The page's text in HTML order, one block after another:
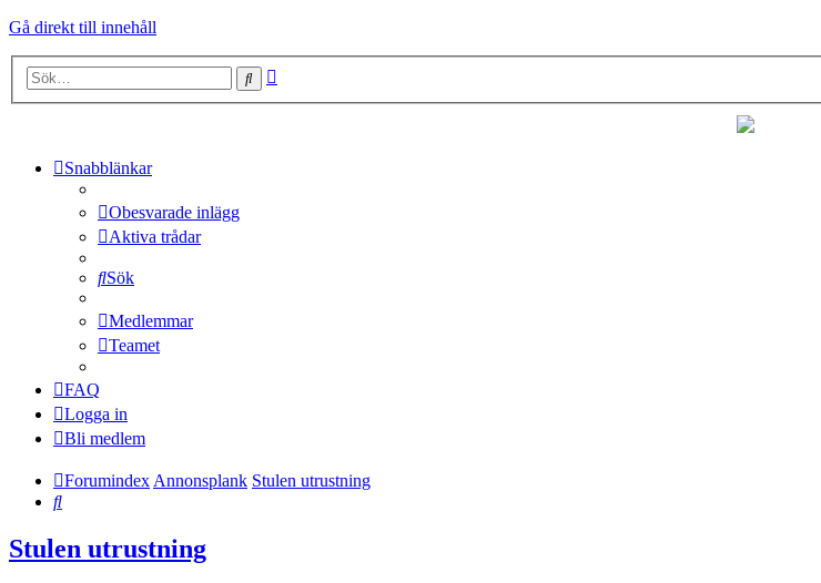
Gå direkt till innehåll
Sök
Snabblänkar
Obesvarade inlägg
Aktiva trådar
Sök
Medlemmar
Teamet
FAQ
Logga in
Bli medlem
Forumindex Annonsplank Stulen utrustning
Sök
Stulen utrustning